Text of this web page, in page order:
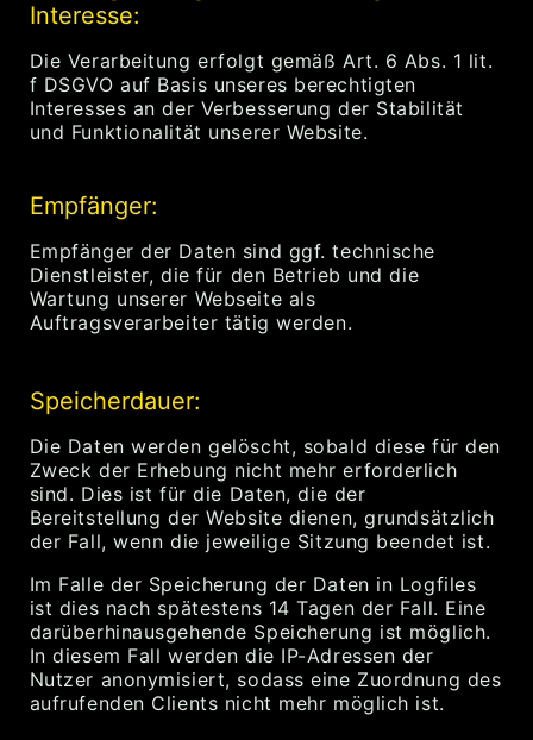
Interesse:
Die Verarbeitung erfolgt gemäß Art. 6 Abs. 1 lit.
f DSGVO auf Basis unseres berechtigten
Interesses an der Verbesserung der Stabilität
und Funktionalität unserer Website.
Empfänger:
Empfänger der Daten sind ggf. technische
Dienstleister, die für den Betrieb und die
Wartung unserer Webseite als
Auftragsverarbeiter tätig werden.
Speicherdauer:
Die Daten werden gelöscht, sobald diese für den
Zweck der Erhebung nicht mehr erforderlich
sind. Dies ist für die Daten, die der
Bereitstellung der Website dienen, grundsätzlich
der Fall, wenn die jeweilige Sitzung beendet ist.
Im Falle der Speicherung der Daten in Logfiles
ist dies nach spätestens 14 Tagen der Fall. Eine
darüberhinausgehende Speicherung ist möglich.
In diesem Fall werden die IP-Adressen der
Nutzer anonymisiert, sodass eine Zuordnung des
aufrufenden Clients nicht mehr möglich ist.